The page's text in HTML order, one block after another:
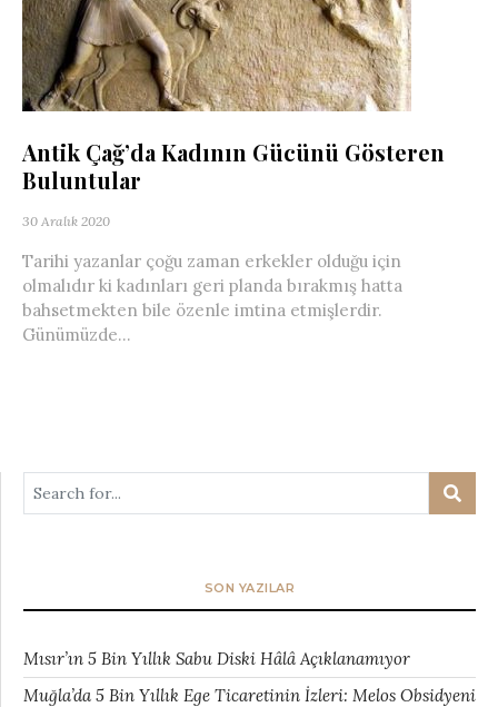
Antik Çağ’da Kadının Gücünü Gösteren
Buluntular
30 Aralık 2020
Tarihi yazanlar çoğu zaman erkekler olduğu için
olmalıdır ki kadınları geri planda bırakmış hatta
bahsetmekten bile özenle imtina etmişlerdir.
Günümüzde...
SON YAZILAR
Mısır’ın 5 Bin Yıllık Sabu Diski Hâlâ Açıklanamıyor
Muğla’da 5 Bin Yıllık Ege Ticaretinin İzleri: Melos Obsidyeni